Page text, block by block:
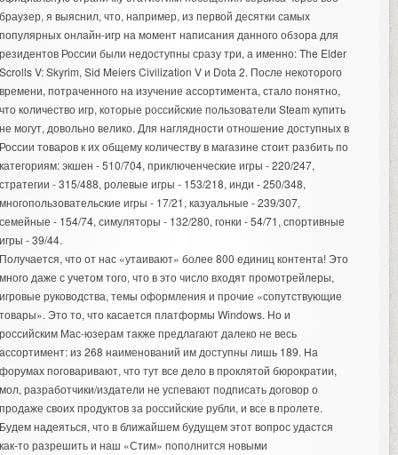
я выяснил, что, например, из первой десятки самых
онлайн-игр на момент написания данного обзора для
России были недоступны сразу три, а именно: The Elder
V: Skyrim, Sid Meiers Civilization V и Dota 2. После некоторого
потраченного на изучение ассортимента, стало понятно,
количество игр, которые российские пользователи Steam купить
могут, довольно велико. Для наглядности отношение доступных в
товаров к их общему количеству в магазине стоит разбить по
экшен - 510/704, приключенческие игры - 220/247,
- 315/488, ролевые игры - 153/218, инди - 250/348,
игры - 17/21, казуальные - 239/307,
- 154/74, симуляторы - 132/280, гонки - 54/71, спортивные
- 39/44.
что от нас «утаивают» более 800 единиц контента! Это
даже с учетом того, что в это число входят промотрейлеры,
руководства, темы оформления и прочие «сопутствующие
Это то, что касается платформы Windows. Но и
Мас-юзерам также предлагают далеко не весь
из 268 наименований им доступны лишь 189. На
поговаривают, что тут все дело в проклятой бюрократии,
разработчики/издатели не успевают подписать договор о
своих продуктов за российские рубли, и все в пролете.
надеяться, что в ближайшем будущем этот вопрос удастся
то разрешить и наш «Стим» пополнится новыми